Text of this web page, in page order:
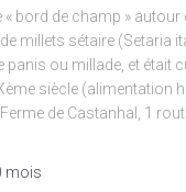
bord de champ » autour
millets sétaire (Setaria
ou millade, et était
siècle (alimentation
de Castanhal, 1
mois